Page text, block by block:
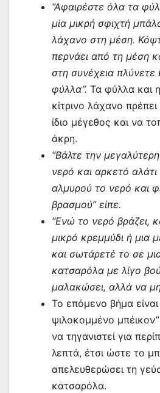
“Αφαιρέστε όλα τα
μία μικρή σφιχτή
λάχανο στη μέση.
περνάει από τη μέση
στη συνέχεια
φύλλα”. Τα φύλλα και
κίτρινο λάχανο
ίδιο μέγεθος και να
άκρη.
“Βάλτε την
νερό και αρκετό
αλμυρού το νερό και
βρασμού” είπε.
“Ενώ το νερό βράζει,
μικρό κρεμμύδι ή μια
και σωτάρετέ το σε
κατσαρόλα με λίγο
μαλακώσει, αλλά να
Το επόμενο βήμα
ψιλοκομμένο
να τηγανιστεί για
λεπτά, έτσι ώστε το
απελευθερώσει τη
κατσαρόλα.